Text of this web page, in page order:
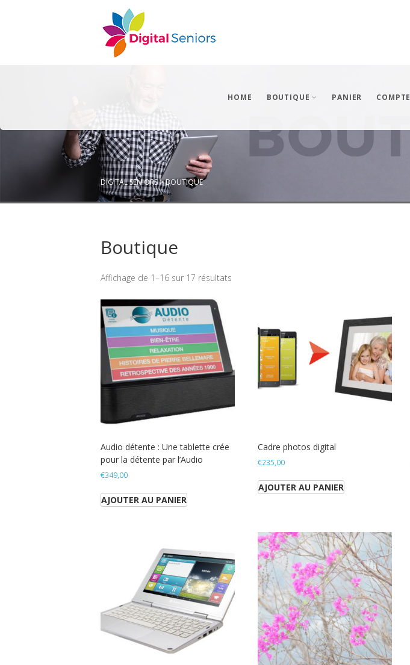
HOME BOUTIQUE PANIER COMPTE
DIGITAL SENIORS>BOUTIQUE
Boutique
Affichage de 1–16 sur 17 résultats
Audio détente : Une tablette crée
pour la détente par l’Audio
€349,00
AJOUTER AU PANIER
Cadre photos digital
€235,00
AJOUTER AU PANIER